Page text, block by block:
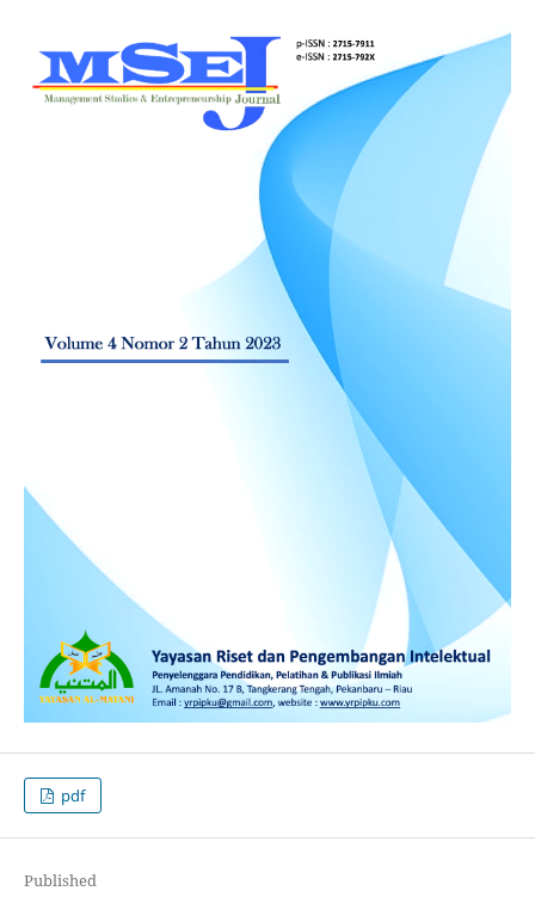
pdf
Published